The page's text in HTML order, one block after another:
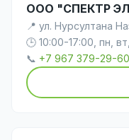
ООО "СПЕКТР
📍 ул. Нурсултана
🕒 10:00-17:00, пн,
📞 +7 967 379-29-60